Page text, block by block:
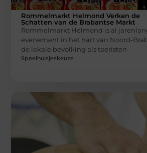
Rommelmarkt Helmond Verken de
Schatten van de Brabantse Markt
Rommelmarkt Helmond is al
evenement in het hart van Noord-
de lokale bevolking als toeristen
Speelhuisjeskeuze